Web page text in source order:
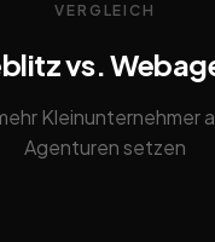
VERGLEICH
vs.
Kleinunternehmer
Agenturen setzen